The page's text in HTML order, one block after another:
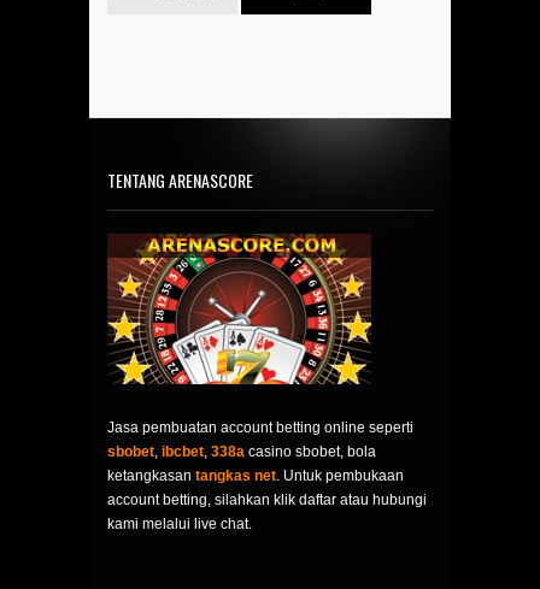
TENTANG ARENASCORE
Jasa pembuatan account betting online seperti
sbobet, ibcbet, 338a casino sbobet, bola
ketangkasan tangkas net. Untuk pembukaan
account betting, silahkan klik daftar atau hubungi
kami melalui live chat.